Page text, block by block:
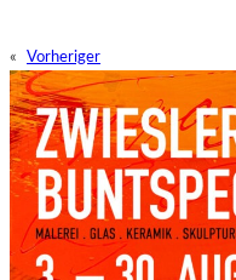
« Vorheriger